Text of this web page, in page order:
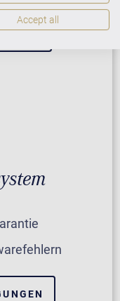
Accept all